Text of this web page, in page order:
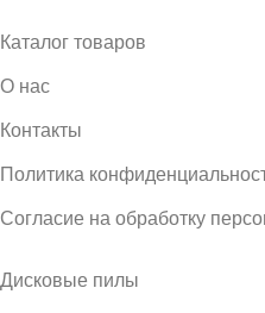
Каталог товаров
О нас
Контакты
Политика
Согласие на обработку
Дисковые пилы